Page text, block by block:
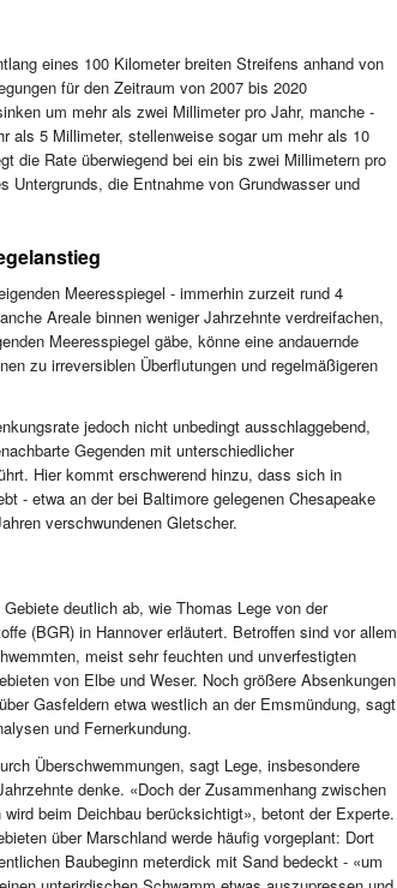
eines 100 Kilometer breiten Streifens anhand von
für den Zeitraum von 2007 bis 2020
um mehr als zwei Millimeter pro Jahr, manche -
als 5 Millimeter, stellenweise sogar um mehr als 10
die Rate überwiegend bei ein bis zwei Millimetern pro
Untergrunds, die Entnahme von Grundwasser und
Meeresspiegel - immerhin zurzeit rund 4
Areale binnen weniger Jahrzehnte verdreifachen,
Meeresspiegel gäbe, könne eine andauernde
zu irreversiblen Überflutungen und regelmäßigeren
jedoch nicht unbedingt ausschlaggebend,
Gegenden mit unterschiedlicher
Hier kommt erschwerend hinzu, dass sich in
- etwa an der bei Baltimore gelegenen Chesapeake
verschwundenen Gletscher.
deutlich ab, wie Thomas Lege von der
(BGR) in Hannover erläutert. Betroffen sind vor allem
meist sehr feuchten und unverfestigten
von Elbe und Weser. Noch größere Absenkungen
Gasfeldern etwa westlich an der Emsmündung, sagt
und Fernerkundung.
Überschwemmungen, sagt Lege, insbesondere
denke. «Doch der Zusammenhang zwischen
beim Deichbau berücksichtigt», betont der Experte.
über Marschland werde häufig vorgeplant: Dort
Baubeginn meterdick mit Sand bedeckt - «um